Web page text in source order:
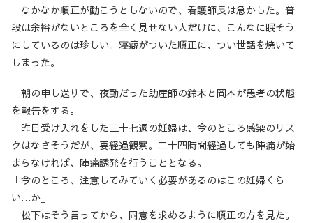
なかなか順正が動こうとしないので、看護師長は急かした。普
段は余裕がないところを全く見せない人だけに、こんなに眠そう
にしているのは珍しい。寝癖がついた順正に、つい世話を焼いて
しまった。
朝の申し送りで、夜勤だった助産師の鈴木と岡本が患者の状態
を報告をする。
昨日受け入れをした三十七週の妊婦は、今のところ感染のリス
クはなさそうだが、要経過観察。二十四時間経過しても陣痛が始
まらなければ、陣痛誘発を行うこととなる。
「今のところ、注意してみていく必要があるのはこの妊婦くら
い…か」
松下はそう言ってから、同意を求めるように順正の方を見た。